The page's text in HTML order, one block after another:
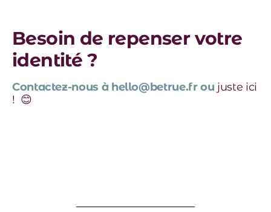
Besoin de repenser votre
identité ?
Contactez-nous à hello@betrue.fr ou juste ici
! 😊